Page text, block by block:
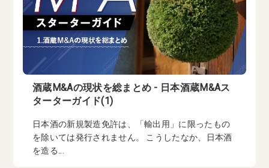
酒蔵M&Aの現状を総まとめ - 日本酒蔵M&Aス
ターターガイド(1)
日本酒の新規製造免許は、「輸出用」に限ったもの
を除いては発行されません。 こうしたなか、日本酒
を造る...